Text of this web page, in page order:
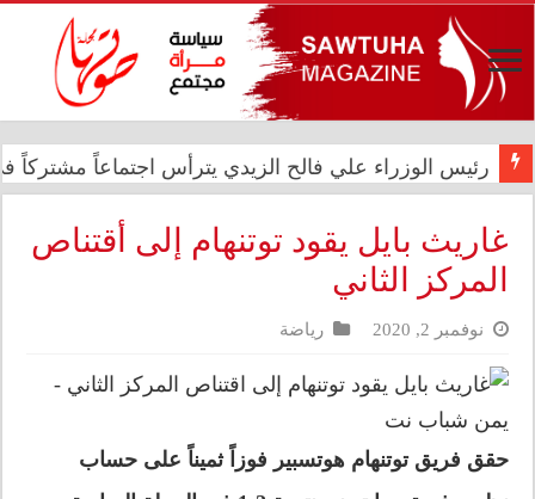
رئيس الوزراء علي فالح الزيدي يترأس اجتماعاً مشتركاً في
في الذكرى الثانية عشرة للإبادة الجماعية.. الأمم
غاريث بايل يقود توتنهام إلى أقتناص
المركز الثاني
نوفمبر 2, 2020 رياضة
حقق فريق توتنهام هوتسبير فوزاً ثميناً على حساب